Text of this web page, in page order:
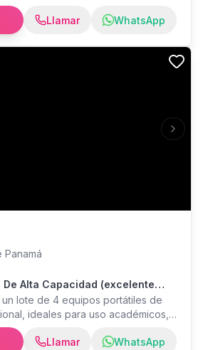
Nvme Sistema operativo:
Retroiluminado y Pantalla 14",
y facial. Incluye cargador original
dias, funda y Office Gratis.
Llamar WhatsApp
Next
De Alta Capacidad (excelente
lote de 4 equipos portátiles de
ideales para uso académicos,
Todos los equipos se encuentran
estético y funcional. Opción A:
Llamar WhatsApp